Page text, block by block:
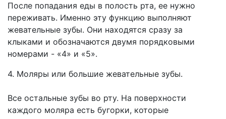
После попадания еды в полость рта, ее нужно
переживать. Именно эту функцию выполняют
жевательные зубы. Они находятся сразу за
клыками и обозначаются двумя порядковыми
номерами - «4» и «5».
4. Моляры или большие жевательные зубы.
Все остальные зубы во рту. На поверхности
каждого моляра есть бугорки, которые